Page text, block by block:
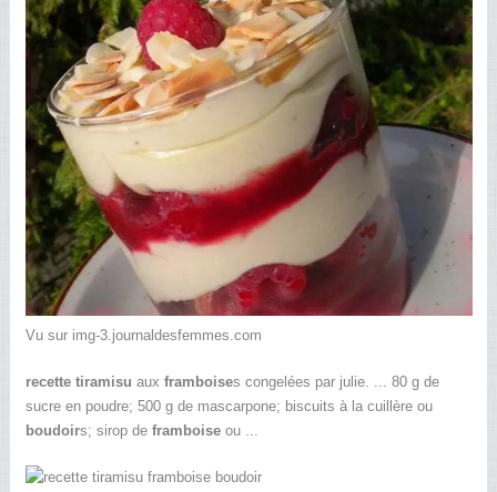
Vu sur img-3.journaldesfemmes.com
recette tiramisu aux framboises congelées par julie. ... 80 g de
sucre en poudre; 500 g de mascarpone; biscuits à la cuillère ou
boudoirs; sirop de framboiseou ...